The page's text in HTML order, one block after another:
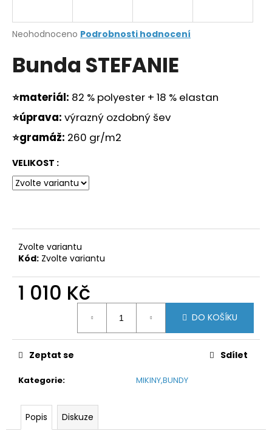
Průměrné
produktu
je
z
5
hvězdiček.
Neohodnoceno Podrobnosti hodnocení
Bunda STEFANIE
⭐materiál: 82 % polyester + 18 % elastan
⭐úprava: výrazný ozdobný šev
⭐gramáž: 260 gr/m2
VELIKOST :
Zvolte variantu
Kód: Zvolte variantu
1 010 Kč
DO KOŠÍKU
Kategorie: MIKINY,BUNDY
Zeptat se Sdílet
Popis Diskuze
j
t
?
HLEDAT
D
o
u
č
u
e